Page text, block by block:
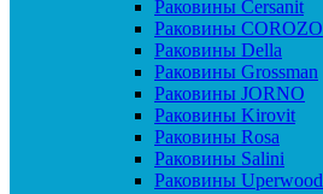
Раковины Cersanit
Раковины COROZO
Раковины Della
Раковины Grossman
Раковины JORNO
Раковины Kirovit
Раковины Rosa
Раковины Salini
Раковины Uperwood